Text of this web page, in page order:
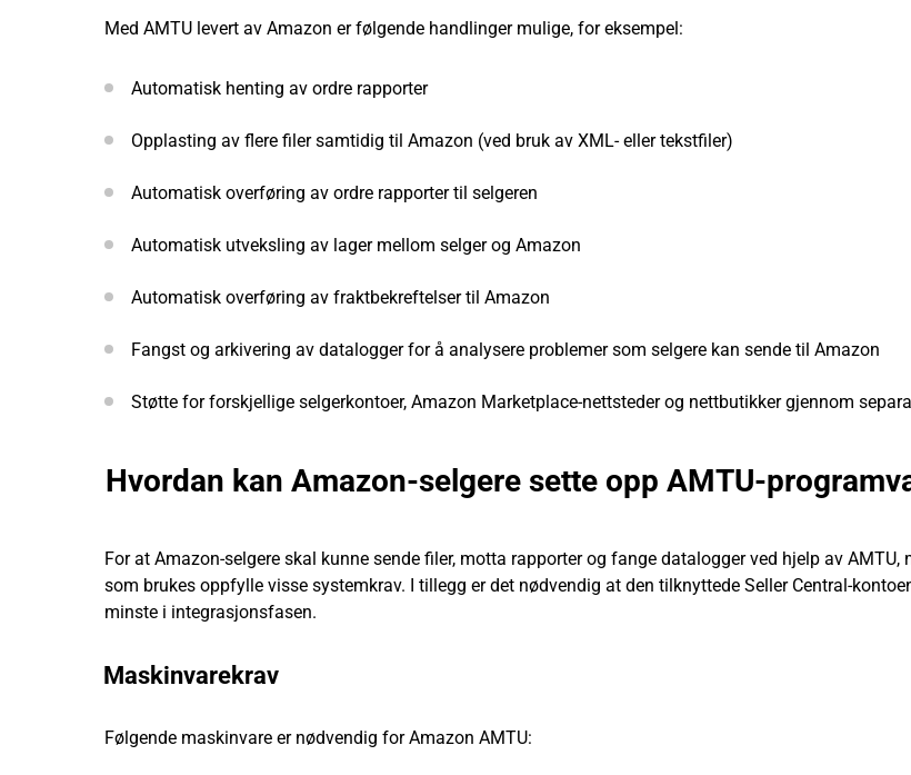
Med AMTU levert av Amazon er følgende handlinger mulige, for eksempel:
Automatisk henting av ordre rapporter
Opplasting av flere filer samtidig til Amazon (ved bruk av XML- eller tekstfiler)
Automatisk overføring av ordre rapporter til selgeren
Automatisk utveksling av lager mellom selger og Amazon
Automatisk overføring av fraktbekreftelser til Amazon
Fangst og arkivering av datalogger for å analysere problemer som selgere kan sende til Amazon
Støtte for forskjellige selgerkontoer, Amazon Marketplace-nettsteder og nettbutikker gjennom
Hvordan kan Amazon-selgere sette opp AMTU-
For at Amazon-selgere skal kunne sende filer, motta rapporter og fange datalogger ved hjelp av AMTU,
som brukes oppfylle visse systemkrav. I tillegg er det nødvendig at den tilknyttede Seller Central-
minste i integrasjonsfasen.
Maskinvarekrav
Følgende maskinvare er nødvendig for Amazon AMTU: